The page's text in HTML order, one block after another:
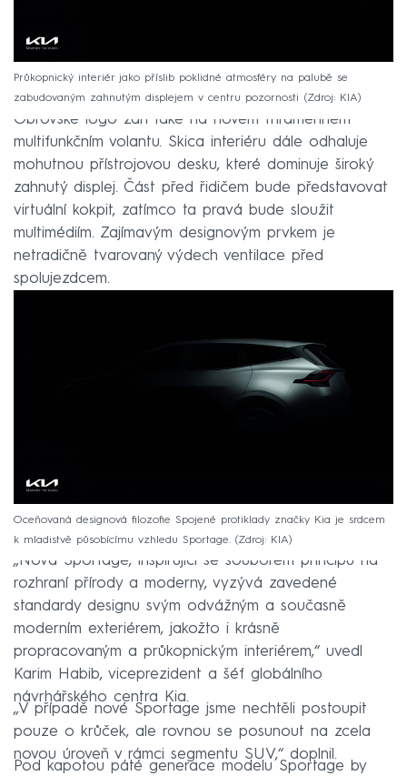
Průkopnický interiér jako příslib poklidné atmosféry na palubě se
zabudovaným zahnutým displejem v centru pozornosti
Zdroj: KIA
Obrovské logo září také na novém tříramenném
multifunkčním volantu. Skica interiéru dále odhaluje
mohutnou přístrojovou desku, které dominuje široký
zahnutý displej. Část před řidičem bude představovat
virtuální kokpit, zatímco ta pravá bude sloužit
multimédiím. Zajímavým designovým prvkem je
netradičně tvarovaný výdech ventilace před
spolujezdcem.
Oceňovaná designová filozofie Spojené protiklady značky Kia je srdcem
k mladistvě působícímu vzhledu Sportage.
Zdroj: KIA
„Nová Sportage, inspirující se souborem principů na
rozhraní přírody a moderny, vyzývá zavedené
standardy designu svým odvážným a současně
moderním exteriérem, jakožto i krásně
propracovaným a průkopnickým interiérem,“ uvedl
Karim Habib, viceprezident a šéf globálního
návrhářského centra Kia.
„V případě nové Sportage jsme nechtěli postoupit
pouze o krůček, ale rovnou se posunout na zcela
novou úroveň v rámci segmentu SUV,“ doplnil.
Pod kapotou páté generace modelu Sportage by